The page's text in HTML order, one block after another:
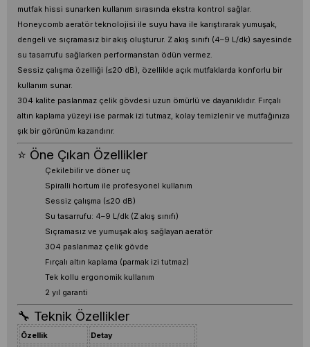
mutfak hissi sunarken kullanım sırasında ekstra kontrol sağlar.
Honeycomb aeratör teknolojisi ile suyu hava ile karıştırarak yumuşak,
dengeli ve sıçramasız bir akış oluşturur. Z akış sınıfı (4–9 L/dk) sayesinde
su tasarrufu sağlarken performanstan ödün vermez.
Sessiz çalışma özelliği (≤20 dB), özellikle açık mutfaklarda konforlu bir
kullanım sunar.
304 kalite paslanmaz çelik gövdesi uzun ömürlü ve dayanıklıdır. Fırçalı
altın kaplama yüzeyi ise parmak izi tutmaz, kolay temizlenir ve mutfağınıza
şık bir görünüm kazandırır.
⭐ Öne Çıkan Özellikler
Çekilebilir ve döner uç
Spiralli hortum ile profesyonel kullanım
Sessiz çalışma (≤20 dB)
Su tasarrufu: 4–9 L/dk (Z akış sınıfı)
Sıçramasız ve yumuşak akış sağlayan aeratör
304 paslanmaz çelik gövde
Fırçalı altın kaplama (parmak izi tutmaz)
Tek kollu ergonomik kullanım
2 yıl garanti
🔧 Teknik Özellikler
Özellik
Detay